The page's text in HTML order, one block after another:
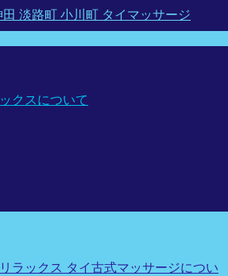
クスについて
サージ タイ古式マッサージ チェン
ラックス タイ古式マッサージについ